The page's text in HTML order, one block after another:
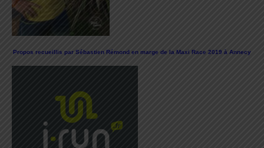
Propos recueillis par Sébastien Rémond en marge de la Maxi Race 2019 à Annecy